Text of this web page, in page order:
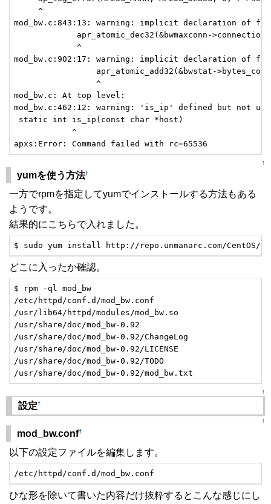
     ^
mod_bw.c:843:13: warning: implicit declaration of
apr_atomic_dec32(&bwmaxconn-
             ^
mod_bw.c:902:17: warning: implicit declaration of
apr_atomic_add32(&bwstat-
                 ^
mod_bw.c: At top level:
mod_bw.c:462:12: warning: 'is_ip' defined but not
static int is_ip(const char *host)
            ^
apxs:Error: Command failed with rc=65536
↑
yumを使う方法†
一方でrpmを指定してyumでインストールする方法もある
ようです。
結果的にこちらで入れました。
$ sudo yum install http://repo.unmanarc.com/CentOS/7/
どこに入ったか確認。
$ rpm -ql mod_bw
/etc/httpd/conf.d/mod_bw.conf
/usr/lib64/httpd/modules/mod_bw.so
/usr/share/doc/mod_bw-0.92
/usr/share/doc/mod_bw-0.92/ChangeLog
/usr/share/doc/mod_bw-0.92/LICENSE
/usr/share/doc/mod_bw-0.92/TODO
/usr/share/doc/mod_bw-0.92/mod_bw.txt
↑
設定†
↑
mod_bw.conf†
以下の設定ファイルを編集します。
/etc/httpd/conf.d/mod_bw.conf
ひな形を除いて書いた内容だけ抜粋するとこんな感じにし